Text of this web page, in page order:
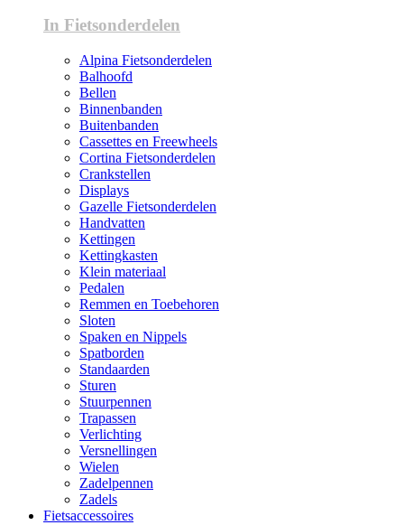
In Fietsonderdelen
Alpina Fietsonderdelen
Balhoofd
Bellen
Binnenbanden
Buitenbanden
Cassettes en Freewheels
Cortina Fietsonderdelen
Crankstellen
Displays
Gazelle Fietsonderdelen
Handvatten
Kettingen
Kettingkasten
Klein materiaal
Pedalen
Remmen en Toebehoren
Sloten
Spaken en Nippels
Spatborden
Standaarden
Sturen
Stuurpennen
Trapassen
Verlichting
Versnellingen
Wielen
Zadelpennen
Zadels
Fietsaccessoires